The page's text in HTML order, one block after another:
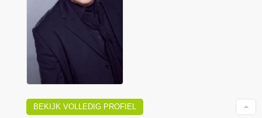
BEKIJK VOLLEDIG PROFIEL